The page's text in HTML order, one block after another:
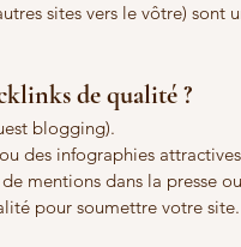
sites vers le vôtre)
de qualité ?
blogging).
des infographies
mentions dans la presse
pour soumettre votre site.